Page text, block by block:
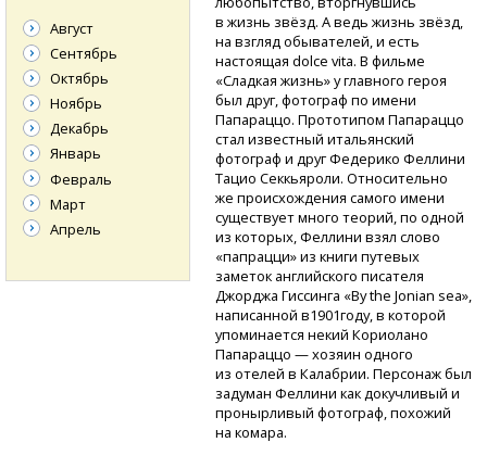
в жизнь звёзд. А ведь жизнь звёзд,
на взгляд обывателей, и есть
настоящая dolce vita. В фильме
«Сладкая жизнь» у главного героя
был друг, фотограф по имени
Папараццо. Прототипом Папараццо
стал известный итальянский
фотограф и друг Федерико Феллини
Тацио Секкьяроли. Относительно
же происхождения самого имени
существует много теорий, по одной
из которых, Феллини взял слово
«папрацци» из книги путевых
заметок английского писателя
Джорджа Гиссинга «By the Jonian sea»,
написанной в1901году, в которой
упоминается некий Кориолано
Папараццо — хозяин одного
из отелей в Калабрии. Персонаж был
задуман Феллини как докучливый и
пронырливый фотограф, похожий
на комара.
Август
Сентябрь
Октябрь
Ноябрь
Декабрь
Январь
Февраль
Март
Апрель